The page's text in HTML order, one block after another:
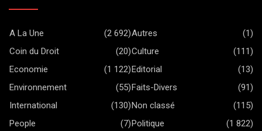
A La Une (2 692)Autres
(1)
Coin du Droit
(20)Culture
(111)
Economie
(1 122) Editorial
(13)
Environnement
(55) Faits-Divers
(91)
International
(130) Non classé
(115)
People
(7) Politique
(1 822)